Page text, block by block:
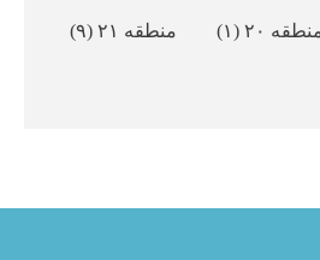
۲۰ (۱) منطقه ۲۱ (۹)